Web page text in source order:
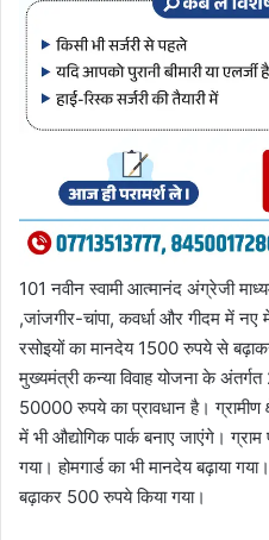
101 नवीन स्वामी आत्मानंद अंग्रेजी
,जांजगीर-चांपा, कवर्धा और गीदम में
रसोइयों का मानदेय 1500 रुपये से
मुख्यमंत्री कन्या विवाह योजना के
50000 रुपये का प्रावधान है। ग्रामीण
में भी औद्योगिक पार्क बनाए जाएंगे।
गया। होमगार्ड का भी मानदेय बढ़ाया
बढ़ाकर 500 रुपये किया गया।